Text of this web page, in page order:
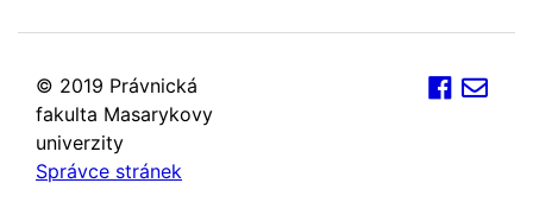
© 2019 Právnická
fakulta Masarykovy
univerzity
Správce stránek